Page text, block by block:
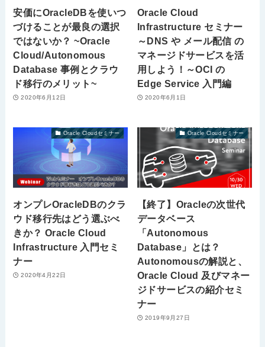
安価にOracleDBを使いつ
づけることが最良の選択
ではないか？ ~Oracle
Cloud/Autonomous
Database 事例とクラウ
ド移行のメリット~
2020年6月12日
Oracle Cloud
Infrastructure セミナー
～DNS や メール配信 の
マネージドサービスを活
用しよう！～OCI の
Edge Service 入門編
2020年6月1日
Oracle Cloudセミナー
オンプレOracleDBのクラ
ウド移行先はどう選ぶべ
きか？ Oracle Cloud
Infrastructure 入門セミ
ナー
2020年4月22日
Oracle Cloudセミナー
【終了】Oracleの次世代
データベース
「Autonomous
Database」とは？
Autonomousの解説と、
Oracle Cloud 及びマネー
ジドサービスの紹介セミ
ナー
2019年9月27日